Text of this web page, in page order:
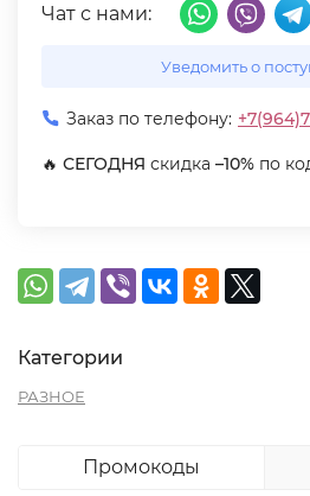
Чат с нами:
Уведомить о
Заказ по телефону:
🔥 СЕГОДНЯ скидка –10% по
Категории
РАЗНОЕ
Промокоды